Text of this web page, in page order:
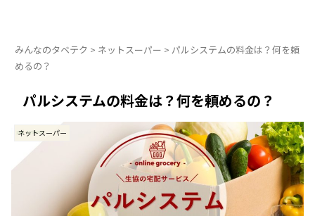
みんなのタベテク > ネットスーパー >パルシステムの料金は？何を頼
めるの？
パルシステムの料金は？何を頼めるの？
ネットスーパー